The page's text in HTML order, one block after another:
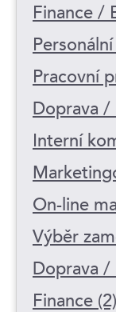
Finance /
Pracovní
Doprava /
Interní
On-line
Výběr
Doprava /
Finance (2)